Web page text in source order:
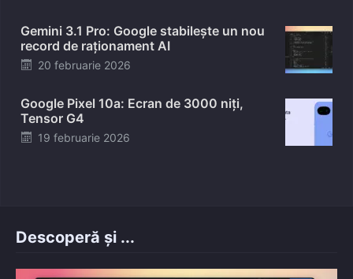
Gemini 3.1 Pro: Google stabilește un nou
record de raționament AI
Posted
20 februarie 2026
Google Pixel 10a: Ecran de 3000 niți,
Tensor G4
Posted
19 februarie 2026
Descoperă și ...